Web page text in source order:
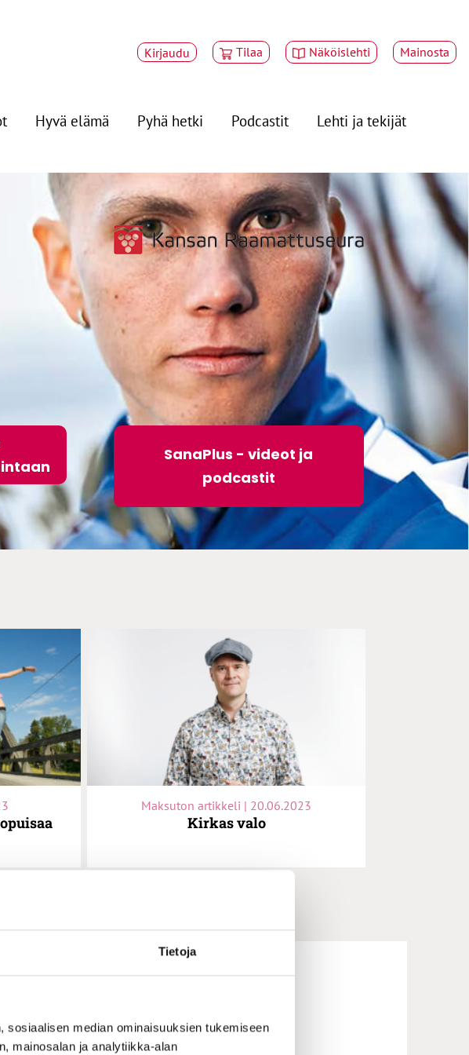
Tietoja
median ominaisuuksien tukemiseen
mainosalan ja analytiikka-alan
Kirjaudu Tilaa Näköislehti Mainosta
Hyvä elämä Pyhä hetki Podcastit
Lehti ja tekijät
SanaPlus - videot ja
podcastit
Maksuton artikkeli | 20.06.2023
Kirkas valo